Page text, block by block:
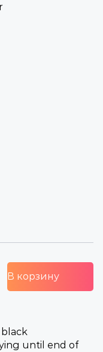
В корзину
until end of